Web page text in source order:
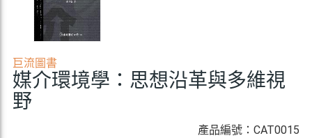
巨流圖書
媒介環境學：思想沿革與多維視
野
產品編號：CAT0015